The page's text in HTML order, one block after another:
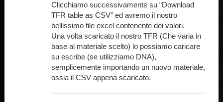
Clicchiamo successivamente su “Download
TFR table as CSV” ed avremo il nostro
bellissimo file excel contenente dei valori.
Una volta scaricato il nostro TFR (Che varia in
base al materiale scelto) lo possiamo caricare
su escribe (se utilizziamo DNA),
semplicemente importando un nuovo materiale,
ossia il CSV appena scaricato.